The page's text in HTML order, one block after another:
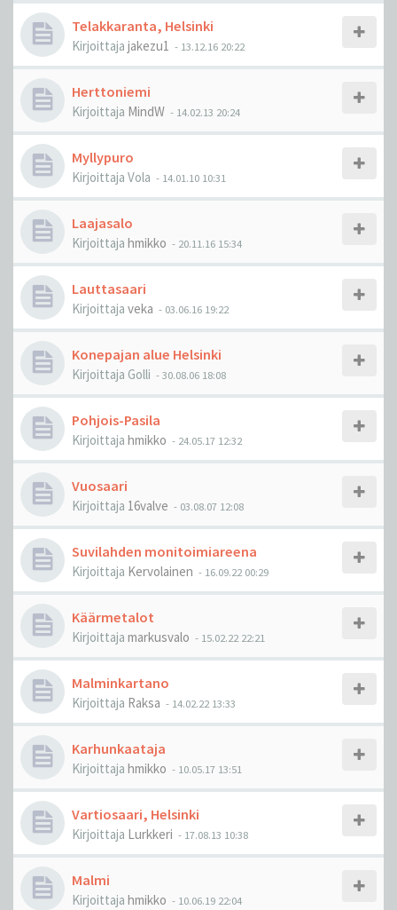
Telakkaranta, Helsinki
Kirjoittaja jakezu1 - 13.12.16 20:22
Herttoniemi
Kirjoittaja MindW - 14.02.13 20:24
Myllypuro
Kirjoittaja Vola - 14.01.10 10:31
Laajasalo
Kirjoittaja hmikko - 20.11.16 15:34
Lauttasaari
Kirjoittaja veka - 03.06.16 19:22
Konepajan alue Helsinki
Kirjoittaja Golli -30.08.06 18:08
Pohjois-Pasila
Kirjoittaja hmikko - 24.05.17 12:32
Vuosaari
Kirjoittaja 16valve - 03.08.07 12:08
Suvilahden monitoimiareena
Kirjoittaja Kervolainen - 16.09.22 00:29
Käärmetalot
Kirjoittaja markusvalo - 15.02.22 22:21
Malminkartano
Kirjoittaja Raksa - 14.02.22 13:33
Karhunkaataja
Kirjoittaja hmikko - 10.05.17 13:51
Vartiosaari, Helsinki
Kirjoittaja Lurkkeri - 17.08.13 10:38
Malmi
Kirjoittaja hmikko - 10.06.19 22:04